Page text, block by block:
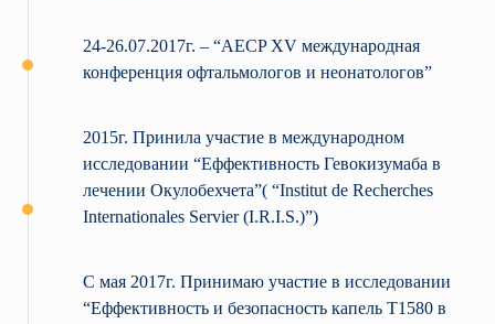
24-26.07.2017г. – “AECP XV международная
конференция офтальмологов и неонатологов”
2015г. Принила участие в международном
исследовании “Еффективность Гевокизумаба в
лечении Окулобехчета”( “Institut de Recherches
Internationales Servier (I.R.I.S.)”)
С мая 2017г. Принимаю участие в исследовании
“Еффективность и безопасность капель T1580 в